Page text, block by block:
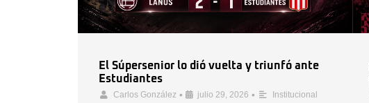
El Súpersenior lo dió vuelta y triunfó ante
Estudiantes
Carlos González • julio 29, 2026 • Institucional